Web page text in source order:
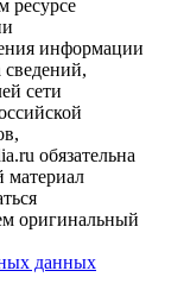
ресурсе
информации
сведений,
сети
обязательна
материал
оригинальный
данных